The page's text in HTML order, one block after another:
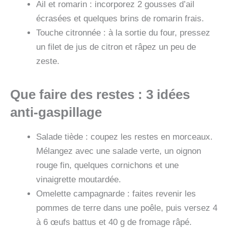
Ail et romarin : incorporez 2 gousses d’ail
écrasées et quelques brins de romarin frais.
Touche citronnée : à la sortie du four, pressez
un filet de jus de citron et râpez un peu de
zeste.
Que faire des restes : 3 idées
anti-gaspillage
Salade tiède : coupez les restes en morceaux.
Mélangez avec une salade verte, un oignon
rouge fin, quelques cornichons et une
vinaigrette moutardée.
Omelette campagnarde : faites revenir les
pommes de terre dans une poêle, puis versez 4
à 6 œufs battus et 40 g de fromage râpé.